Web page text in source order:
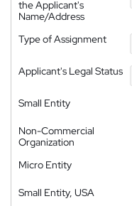
the Applicant's
Name/Address
Type of Assignment
Applicant's Legal Status
Small Entity
Non-Commercial
Organization
Micro Entity
Small Entity, USA